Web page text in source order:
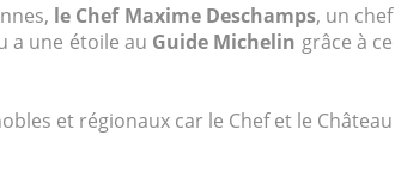
le Chef Maxime Deschamps, un chef
a une étoile au Guide Michelin grâce à ce
et régionaux car le Chef et le Château